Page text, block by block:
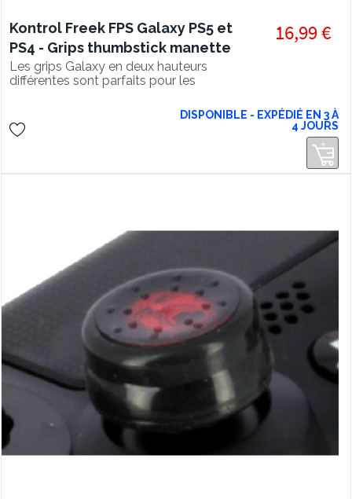
Kontrol Freek FPS Galaxy PS5 et
PS4 - Grips thumbstick manette
Les grips Galaxy en deux hauteurs
différentes sont parfaits pour les
16,99 €
DISPONIBLE - EXPÉDIÉ EN 3 À
4 JOURS